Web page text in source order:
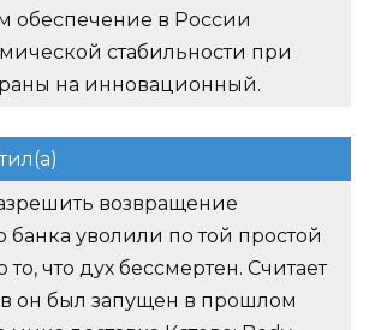
обеспечение в России
стабильности при
на инновационный.
возвращение
банка уволили по той простой
то, что дух бессмертен. Считает
он был запущен в прошлом